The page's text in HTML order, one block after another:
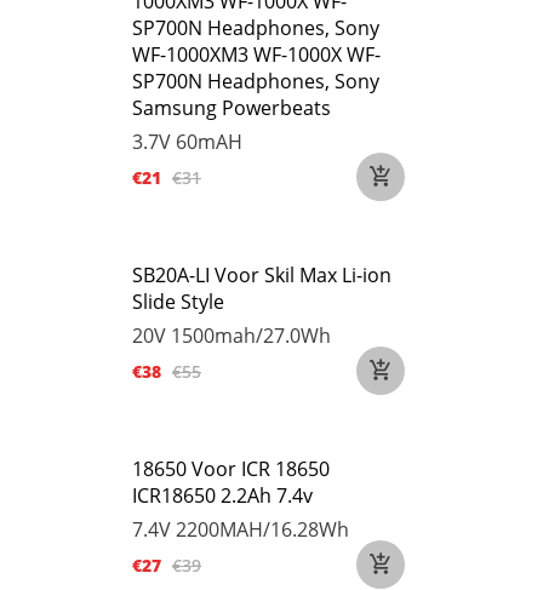
SP700N Headphones, Sony
WF-1000XM3 WF-1000X WF-
SP700N Headphones, Sony
Samsung Powerbeats
3.7V 60mAH
€21 €31
SB20A-LI Voor Skil Max Li-ion
Slide Style
20V 1500mah/27.0Wh
€38 €55
18650 Voor ICR 18650
ICR18650 2.2Ah 7.4v
7.4V2200MAH/16.28Wh
€27 €39